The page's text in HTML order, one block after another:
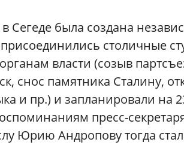
Сегеде была создана
столичные
власти (созыв
снос памятника Сталину,
и пр.) и запланировали на
пресс-
Юрию Андропову тогда